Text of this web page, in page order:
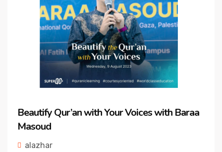
Beautify Qur’an with Your Voices with Baraa
Masoud
alazhar